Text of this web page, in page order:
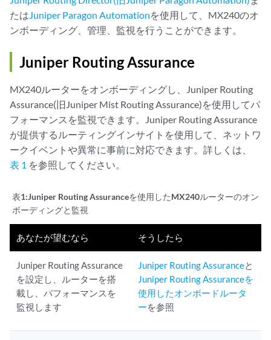
たはJuniper Paragon Automationを使用して、MX240のオ
ンボーディング、管理、監視を行うことができます。
Juniper Routing Assurance
MX240ルーターをオンボーディングし、Juniper Routing
Assurance(旧Juniper Mist Routing Assurance)を使用してパ
フォーマンスを監視できます。Juniper Routing Assurance
が提供するルーティングインサイトを使用して、ネットワ
ークイベントや異常に事前に対応できます。詳しくは、
表 1 を参照してください。
表1:Juniper Routing Assuranceを使用したMX240ルーターのオン
ボーディングと監視
あなたが望むなら そうしたら
Juniper Routing Assurance
を設定し、ルーターを搭
載し、パフォーマンスを
監視します
Juniper Routing Assuranceと
Juniper Routing Assuranceを
使用したオンボードルータ
ーを参照